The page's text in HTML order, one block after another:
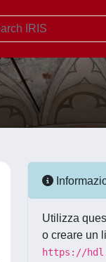
Utilizza
o creare un
https://